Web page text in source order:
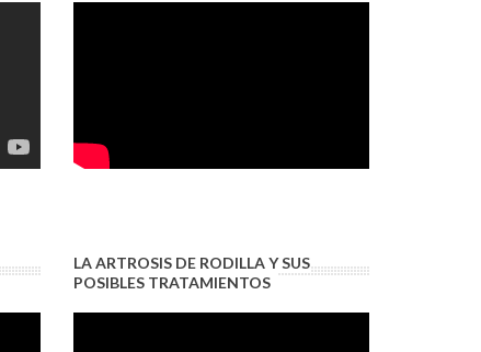
LA ARTROSIS DE RODILLA Y SUS
POSIBLES TRATAMIENTOS